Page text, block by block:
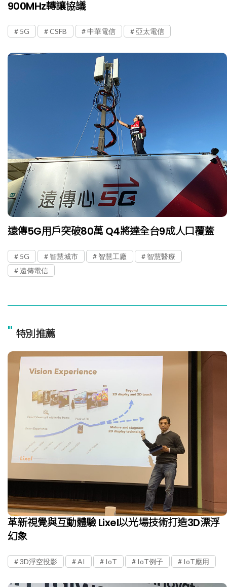
900MHz轉讓協議
5G CSFB 中華電信 亞太電信
遠傳5G用戶突破80萬 Q4將達全台9成人口覆蓋
5G 智慧城市 智慧工廠
智慧醫療
遠傳電信
" 特別推薦
革新視覺與互動體驗 Lixel以光場技術打造3D漂浮
幻象
3D浮空投影 AI IoT IoT例子 IoT應用